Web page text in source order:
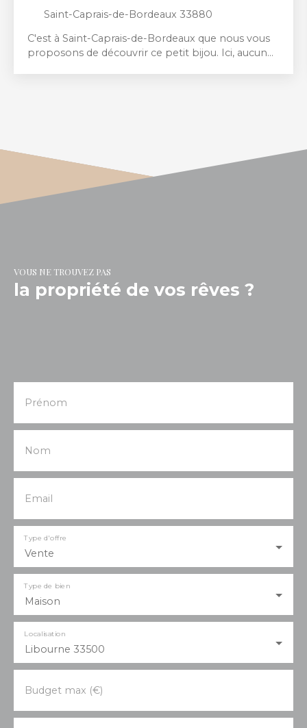
Saint-Caprais-de-Bordeaux 33880
C'est à Saint-Caprais-de-Bordeaux que nous vous
proposons de découvrir ce petit bijou. Ici, aucun
cocon propice aux moments de convivialité en
famille ou entre amis. Le rez-de-chaussée dispose
également d'un accès direct au garage attenant. À
l'étage, l'espace nuit se compose de trois
provoquer un véritable coup de cœur et une
seule visite suffira à vous convaincre !
VOUS NE TROUVEZ PAS
la propriété de vos rêves ?
Prénom
Nom
Email
Vente
Type d'offre
Maison
Type de bien
Libourne 33500
Localisation
Budget max (€)